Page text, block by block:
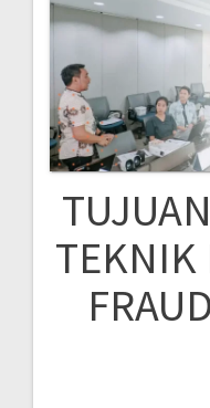
TEKNIK